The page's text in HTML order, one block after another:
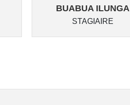
BUABUA ILUNGA
STAGIAIRE